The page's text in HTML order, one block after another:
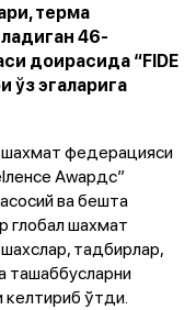
терма
46-
доирасида “FIDE
ўз эгаларига
шахмат федерацияси
Аwардс”
ва бешта
глобал шахмат
тадбирлар,
ташаббусларни
келтириб ўтди.